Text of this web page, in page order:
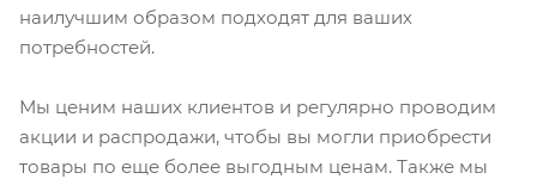
наилучшим образом подходят для ваших
потребностей.
Мы ценим наших клиентов и регулярно проводим
акции и распродажи, чтобы вы могли приобрести
товары по еще более выгодным ценам. Также мы